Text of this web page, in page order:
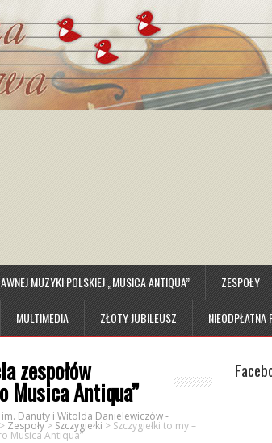
MUZYKI POLSKIEJ „MUSICA ANTIQUA” ZESPOŁY
MULTIMEDIA ZŁOTY JUBILEUSZ NIEODPŁATNA
zespołów
Musica Antiqua”
Danuty i Witolda Danielewiczów -
Zespoły> Szczygiełki > Szczygiełki to my –
Musica Antiqua”